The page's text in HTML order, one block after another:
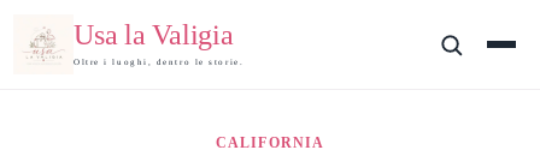
Usa la Valigia
Oltre i luoghi, dentro le storie.
CALIFORNIA